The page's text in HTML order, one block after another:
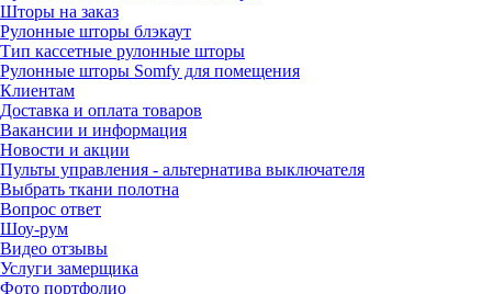
Шторы на заказ
Рулонные шторы блэкаут
Тип кассетные рулонные шторы
Рулонные шторы Somfy для помещения
Клиентам
Доставка и оплата товаров
Вакансии и информация
Новости и акции
Пульты управления - альтернатива выключателя
Выбрать ткани полотна
Вопрос ответ
Шоу-рум
Видео отзывы
Услуги замерщика
Фото портфолио